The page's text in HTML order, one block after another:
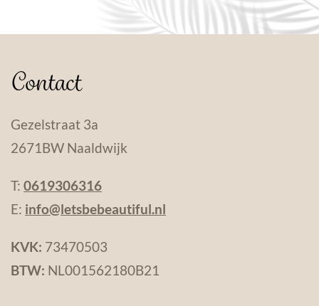
Contact
Gezelstraat 3a
2671BW Naaldwijk
T: 0619306316
E: info@letsbebeautiful.nl
KVK: 73470503
BTW: NL001562180B21